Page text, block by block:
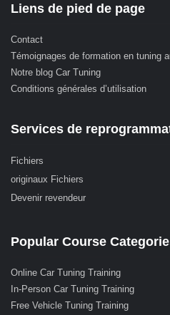
Liens de pied de page
Contact
Témoignages de formation en tuning
Notre blog Car Tuning
Conditions générales d’utilisation
Services de
Fichiers
originaux Fichiers
Devenir revendeur
Popular Course
Online Car Tuning Training
In-Person Car Tuning Training
Free Vehicle Tuning Training